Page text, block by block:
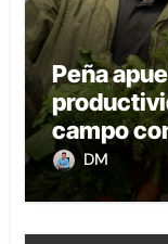
Peña
campo
DM